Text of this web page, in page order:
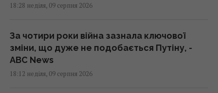
18:28 неділя, 09 серпня 2026
За чотири роки війна зазнала ключової
зміни, що дуже не подобається Путіну, -
ABC News
18:12 неділя, 09 серпня 2026